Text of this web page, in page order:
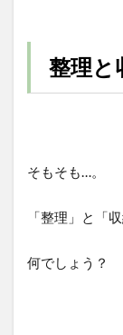
整理と
そもそも…。
「整理」と「
何でしょう？